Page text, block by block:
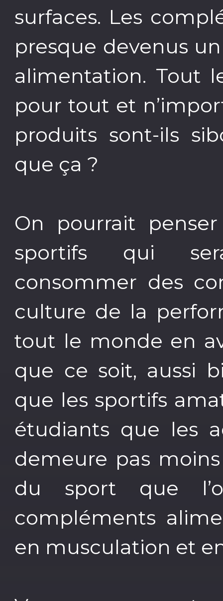
surfaces. Les
presque devenus
alimentation. Tout
pour tout et
produits sont-ils
que ça ?
On pourrait
sportifs qui
consommer des
culture de la
tout le monde en
que ce soit, aussi
que les sportifs
étudiants que les
demeure pas
du sport que
compléments
en musculation et